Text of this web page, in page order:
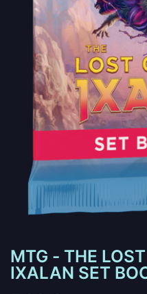
MTG - THE
IXALAN SET